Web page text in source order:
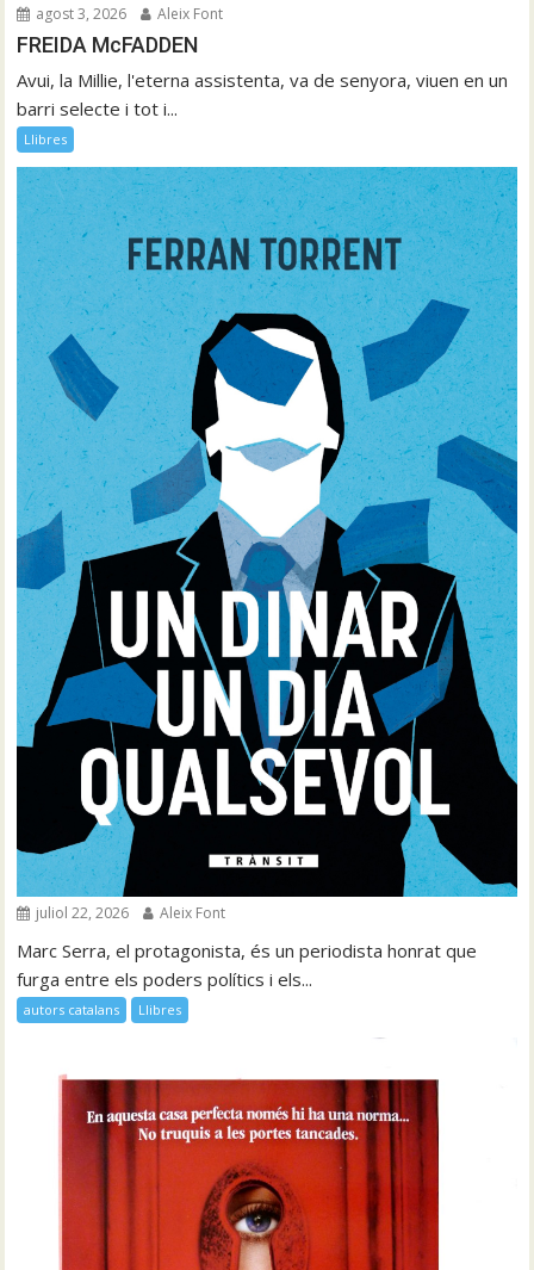
agost 3, 2026 Aleix Font
FREIDA McFADDEN
Avui, la Millie, l'eterna assistenta, va de senyora, viuen en un
barri selecte i tot i...
Llibres
juliol 22, 2026 Aleix Font
Marc Serra, el protagonista, és un periodista honrat que
furga entre els poders polítics i els...
autors catalans Llibres